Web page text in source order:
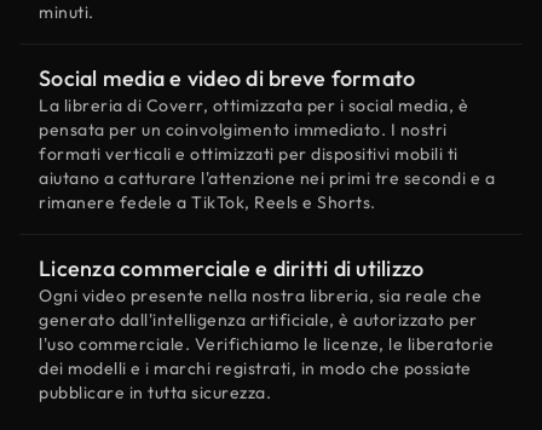
minuti.
Social media e video di breve formato
La libreria di Coverr, ottimizzata per i social media, è
pensata per un coinvolgimento immediato. I nostri
formati verticali e ottimizzati per dispositivi mobili ti
aiutano a catturare l'attenzione nei primi tre secondi e a
rimanere fedele a TikTok, Reels e Shorts.
Licenza commerciale e diritti di utilizzo
Ogni video presente nella nostra libreria, sia reale che
generato dall'intelligenza artificiale, è autorizzato per
l'uso commerciale. Verifichiamo le licenze, le liberatorie
dei modelli e i marchi registrati, in modo che possiate
pubblicare in tutta sicurezza.